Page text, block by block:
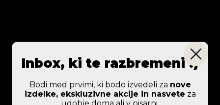
Inbox, ki te razbremeni :)
Bodi med prvimi, ki bodo izvedeli za nove
izdelke, ekskluzivne akcije in nasvete za